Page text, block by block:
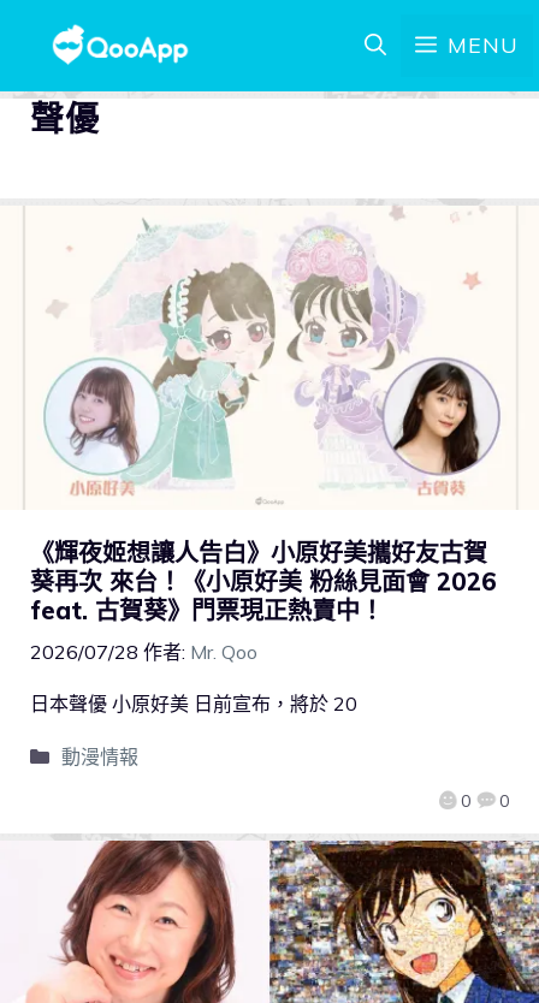
MENU
聲優
《輝夜姬想讓人告白》小原好美攜好友古賀
葵再次 來台！《小原好美 粉絲見面會 2026
feat. 古賀葵》門票現正熱賣中！
2026/07/28 作者: Mr. Qoo
0 0
日本聲優 小原好美 日前宣布，將於 20
動漫情報